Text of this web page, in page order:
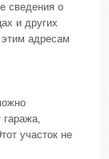
сведения о
и других
адресам
гаража,
участок не